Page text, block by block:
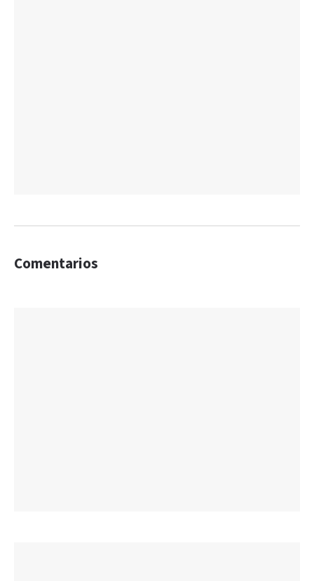
Comentarios